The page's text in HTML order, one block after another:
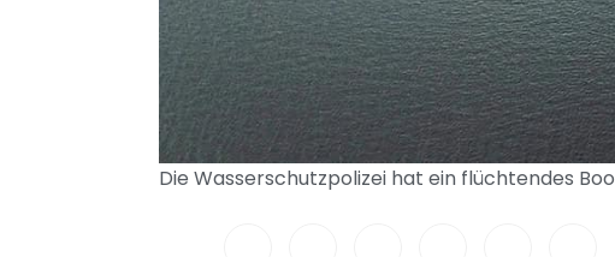
Die Wasserschutzpolizei hat ein flüchtendes